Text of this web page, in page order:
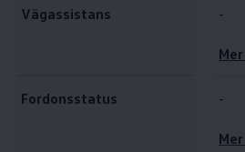
Vägassistans -
Fordonsstatus -